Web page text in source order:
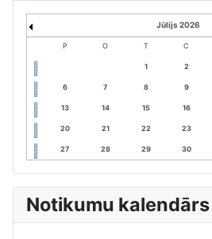
Jūlijs 2026
P O T C
1 2
6 7 8 9
13 14 15 16
20 21 22 23
27 28 29 30
Notikumu kalendārs